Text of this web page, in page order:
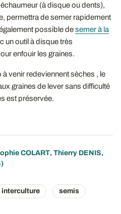
(à disque ou dents),
permettra de semer rapidement
possible desemer à la
un outil à disque très
enfouir les graines.
venir redeviennent sèches , le
graines de lever sans difficulté
est préservée.
COLART, Thierry DENIS,
interculture semis